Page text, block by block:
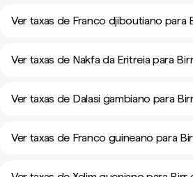
Ver taxas de Franco djiboutiano para
Ver taxas de Nakfa da Eritreia para
Ver taxas de Dalasi gambiano para
Ver taxas de Franco guineano para